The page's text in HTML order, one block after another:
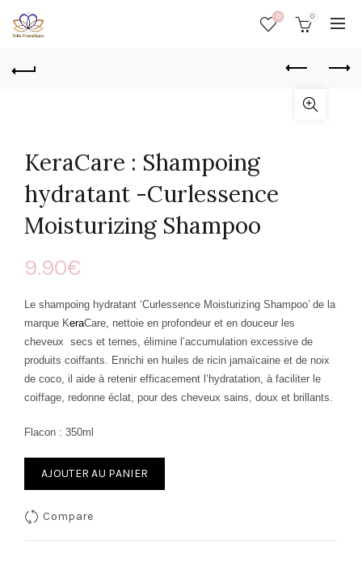
0 0
KeraCare : Shampoing
hydratant -Curlessence
Moisturizing Shampoo
9.90€
Le shampoing hydratant ‘Curlessence Moisturizing Shampoo’ de la
marque KeraCare, nettoie en profondeur et en douceur les
cheveux secs et ternes, élimine l’accumulation excessive de
produits coiffants. Enrichi en huiles de ricin jamaïcaine et de noix
de coco, il aide à retenir efficacement l’hydratation, à faciliter le
coiffage, redonne éclat, pour des cheveux sains, doux et brillants.
Flacon : 350ml
AJOUTER AU PANIER
Compare